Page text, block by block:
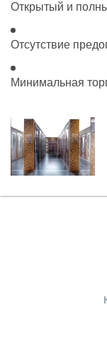
Открытый и
Отсутствие
Минимальная